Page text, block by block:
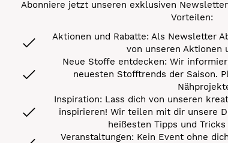
Abonniere jetzt unseren exklusiven
Vorteilen:
Aktionen und Rabatte: Als Newsletter
von unseren Aktionen
Neue Stoffe entdecken: Wir
neuesten Stofftrends der Saison.
Inspiration: Lass dich von unseren
inspirieren! Wir teilen mit dir unsere
heißesten Tipps und
Veranstaltungen: Kein Event ohne